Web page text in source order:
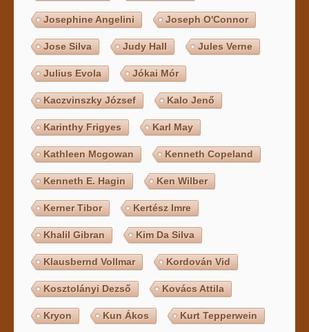
Josephine Angelini Joseph O'Connor
Jose Silva Judy Hall Jules Verne
Julius Evola Jókai Mór
Kaczvinszky József Kalo Jenő
Karinthy Frigyes Karl May
Kathleen Mcgowan Kenneth Copeland
Kenneth E. Hagin Ken Wilber
Kerner Tibor Kertész Imre
Khalil Gibran Kim Da Silva
Klausbernd Vollmar Kordován Vid
Kosztolányi Dezső Kovács Attila
Kryon Kun Ákos Kurt Tepperwein